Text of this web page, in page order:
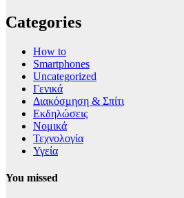
Categories
How to
Smartphones
Uncategorized
Γενικά
Διακόσμηση & Σπίτι
Εκδηλώσεις
Νομικά
Τεχνολογία
Υγεία
You missed